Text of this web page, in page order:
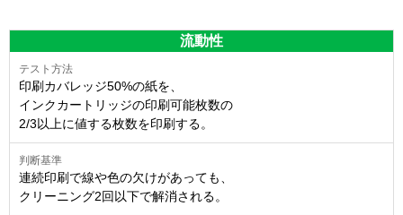
流動性
印刷カバレッジ50%の紙を、
インクカートリッジの印刷可能枚数の
2/3以上に値する枚数を印刷する。
連続印刷で線や色の欠けがあっても、
クリーニング2回以下で解消される。